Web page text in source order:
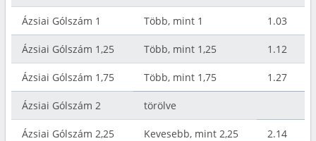
Ázsiai Gólszám 1 Több, mint 1 1.03
Ázsiai Gólszám 1,25 Több, mint 1,25 1.12
Ázsiai Gólszám 1,75 Több, mint 1,75 1.27
Ázsiai Gólszám 2 törölve
Ázsiai Gólszám 2,25 Kevesebb, mint 2,25 2.14